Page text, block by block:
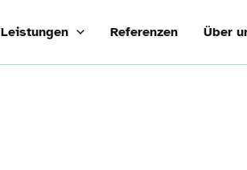
Leistungen Referenzen Über